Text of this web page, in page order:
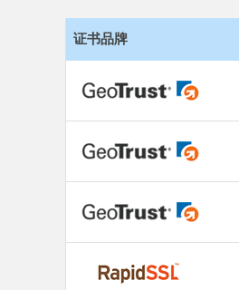
证书品牌